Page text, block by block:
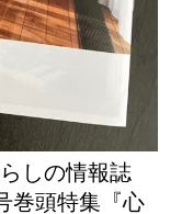
しの情報誌
巻頭特集『心